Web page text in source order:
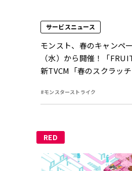
サービスニュース
モンスト、春のキャンペ
（水）から開催！「
新TVCM「春のスクラッ
#モンスターストライク
RED